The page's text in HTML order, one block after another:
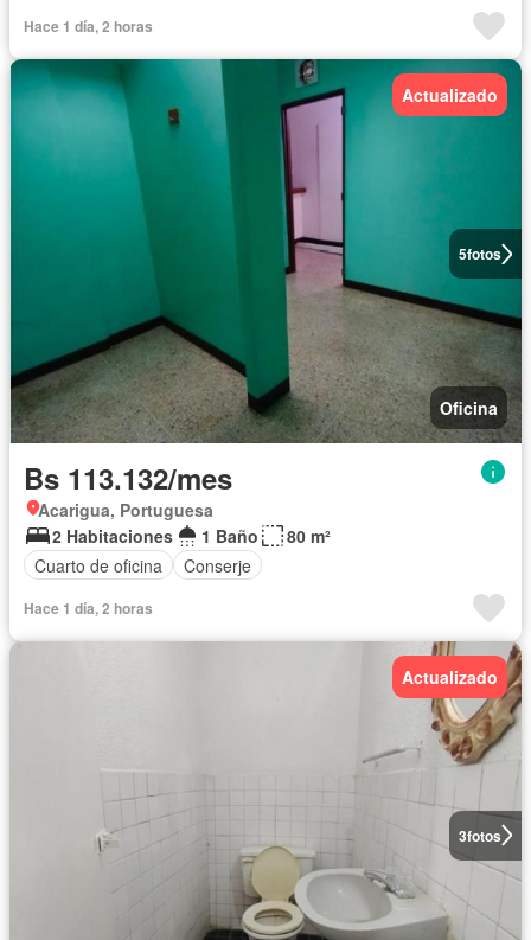
Hace 1 día, 2 horas
5fotos
Actualizado
Oficina
Bs 113.132/mes
Acarigua, Portuguesa
2 Habitaciones
1 Baño
80 m²
Cuarto de oficina
Conserje
Hace 1 día, 2 horas
3fotos
Actualizado